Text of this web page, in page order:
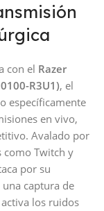
con el Razer
R3U1), el
específicamente
en vivo,
Avalado por
como Twitch y
por su
captura de
los ruidos